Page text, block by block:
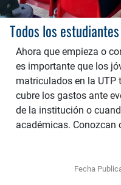
Ahora que empieza o
es importante que los
matriculados en la UTP
cubre los gastos ante
de la institución o
académicas. Conozcan
Fecha